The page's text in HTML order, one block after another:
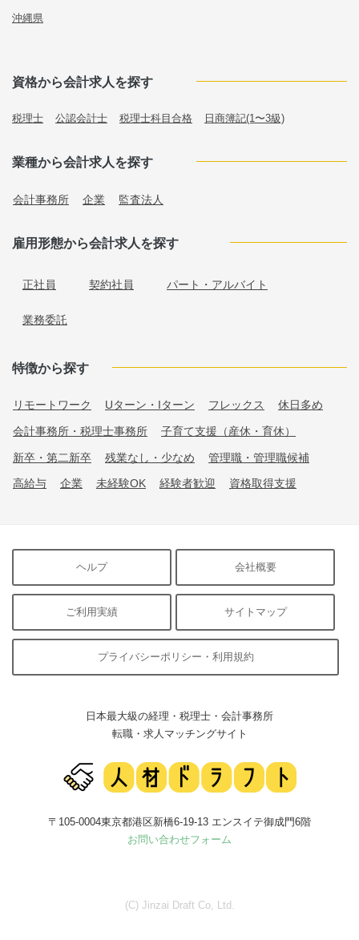
沖縄県
資格から会計求人を探す
税理士 公認会計士 税理士科目合格 日商簿記(1〜3級)
業種から会計求人を探す
会計事務所 企業 監査法人
雇用形態から会計求人を探す
正社員 契約社員 パート・アルバイト
業務委託
特徴から探す
リモートワーク Uターン・Iターン フレックス 休日多め
会計事務所・税理士事務所 子育て支援（産休・育休）
新卒・第二新卒 残業なし・少なめ 管理職・管理職候補
高給与 企業 未経験OK 経験者歓迎 資格取得支援
ヘルプ 会社概要
ご利用実績 サイトマップ
プライバシーポリシー・利用規約
日本最大級の経理・税理士・会計事務所
転職・求人マッチングサイト
〒105-0004東京都港区新橋6-19-13 エンスイテ御成門6階
お問い合わせフォーム
(C) Jinzai Draft Co, Ltd.